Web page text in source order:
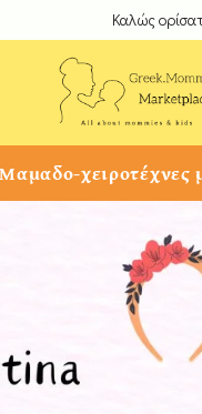
Καλώς
χειροτέχνες